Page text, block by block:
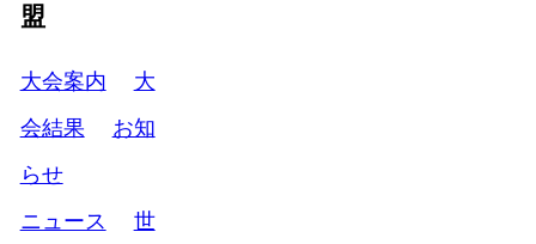
盟
大会案内
大
会結果
お知
らせ
ニュース
世